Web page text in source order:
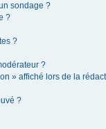
sondage ?
?
?
?
» affiché lors de la
?